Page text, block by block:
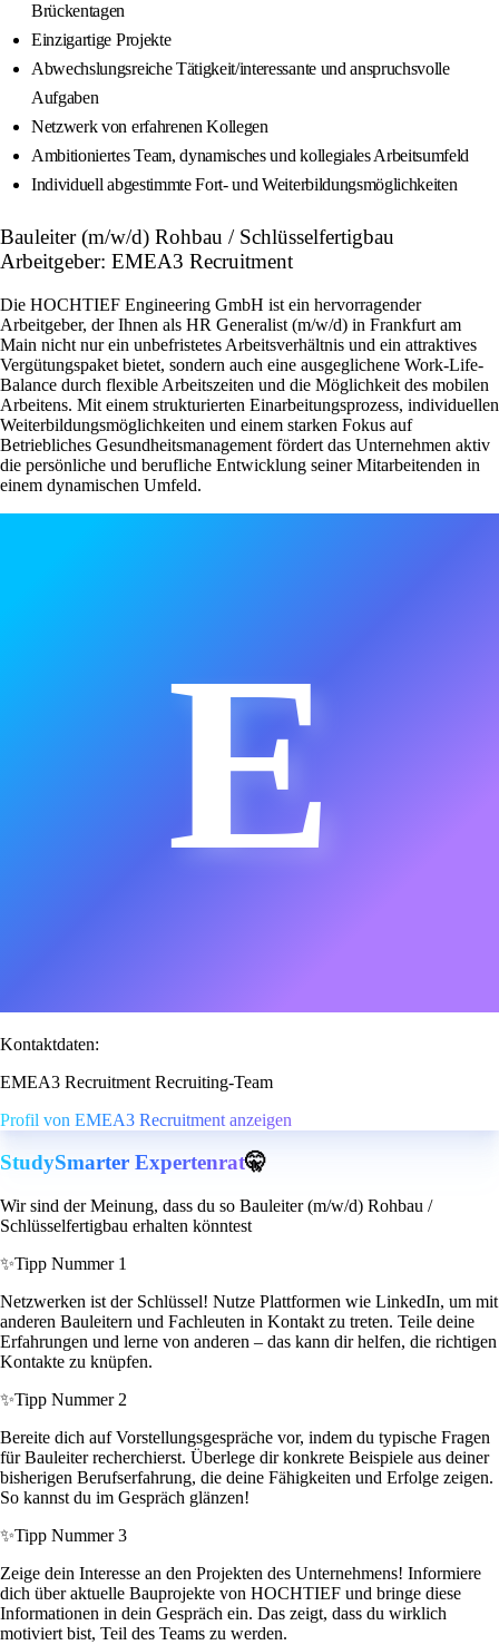
Brückentagen
Einzigartige Projekte
Abwechslungsreiche Tätigkeit/interessante und anspruchsvolle
Aufgaben
Netzwerk von erfahrenen Kollegen
Ambitioniertes Team, dynamisches und kollegiales Arbeitsumfeld
Individuell abgestimmte Fort- und Weiterbildungsmöglichkeiten
Bauleiter (m/w/d) Rohbau / Schlüsselfertigbau
Arbeitgeber: EMEA3 Recruitment
Die HOCHTIEF Engineering GmbH ist ein hervorragender
Arbeitgeber, der Ihnen als HR Generalist (m/w/d) in Frankfurt am
Main nicht nur ein unbefristetes Arbeitsverhältnis und ein attraktives
Vergütungspaket bietet, sondern auch eine ausgeglichene Work-Life-
Balance durch flexible Arbeitszeiten und die Möglichkeit des mobilen
Arbeitens. Mit einem strukturierten Einarbeitungsprozess, individuellen
Weiterbildungsmöglichkeiten und einem starken Fokus auf
Betriebliches Gesundheitsmanagement fördert das Unternehmen aktiv
die persönliche und berufliche Entwicklung seiner Mitarbeitenden in
einem dynamischen Umfeld.
E
Kontaktdaten:
EMEA3 Recruitment Recruiting-Team
Profil von EMEA3 Recruitment anzeigen
StudySmarter Expertenrat🤫
Wir sind der Meinung, dass du so Bauleiter (m/w/d) Rohbau /
Schlüsselfertigbau erhalten könntest
✨Tipp Nummer 1
Netzwerken ist der Schlüssel! Nutze Plattformen wie LinkedIn, um mit
anderen Bauleitern und Fachleuten in Kontakt zu treten. Teile deine
Erfahrungen und lerne von anderen – das kann dir helfen, die richtigen
Kontakte zu knüpfen.
✨Tipp Nummer 2
Bereite dich auf Vorstellungsgespräche vor, indem du typische Fragen
für Bauleiter recherchierst. Überlege dir konkrete Beispiele aus deiner
bisherigen Berufserfahrung, die deine Fähigkeiten und Erfolge zeigen.
So kannst du im Gespräch glänzen!
✨Tipp Nummer 3
Zeige dein Interesse an den Projekten des Unternehmens! Informiere
dich über aktuelle Bauprojekte von HOCHTIEF und bringe diese
Informationen in dein Gespräch ein. Das zeigt, dass du wirklich
motiviert bist, Teil des Teams zu werden.